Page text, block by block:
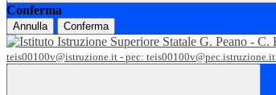
Conferma
Annulla Conferma
teis00100v@istruzione.it - pec: teis00100v@pec.istruzione.it